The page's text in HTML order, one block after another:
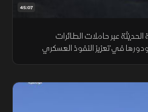
45:07
عبر حاملات الطائرات
في تعزيز النفوذ العسكري